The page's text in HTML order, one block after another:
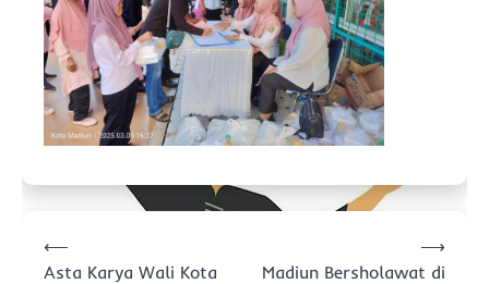
pos⟵
Asta Karya Wali Kota
Madiun Bersholawat di
⟶